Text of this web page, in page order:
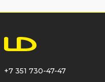
+7 351 730-47-47